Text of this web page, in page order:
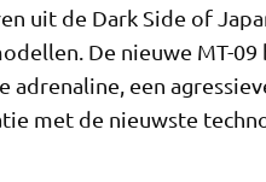
uit de Dark Side of
De nieuwe MT-
een
met de nieuwste